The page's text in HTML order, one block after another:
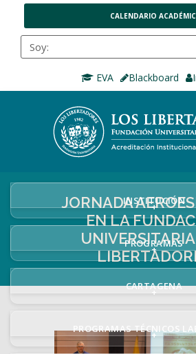
CALENDARIO
EVA Blackboard
INSTITUCIÓN
+
PROGRAMAS
+
CARTAGENA
+
PROGRAMAS TÉCNICOS
+
JORNADA
EN LA